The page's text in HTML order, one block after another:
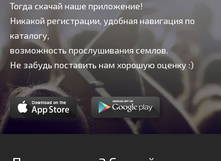
Тогда скачай наше приложение!
Никакой регистрации, удобная навигация по
каталогу,
возможность прослушивания семлов.
Не забудь поставить нам хорошую оценку :)